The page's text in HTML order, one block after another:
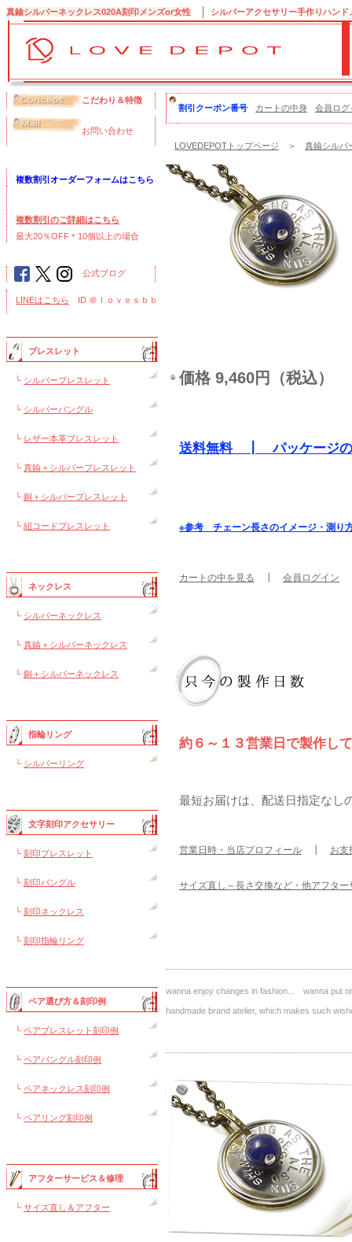
真鍮シルバーネックレス020A刻印メンズor女性 シルバーアクセサリー手作りハン
こだわり＆特徴
お問い合わせ
複数割引オーダーフォームはこちら
複数割引のご詳細はこちら
最大20％OFF＊10個以上の場合
公式ブログ
LINEはこちら ID ＠ｌｏｖｅｓｂｂ
ブレスレット
└ シルバーブレスレット
└ シルバーバングル
└ レザー本革ブレスレット
└ 真鍮＋シルバーブレスレット
└ 銅＋シルバーブレスレット
└ 紐コードブレスレット
ネックレス
└ シルバーネックレス
└ 真鍮＋シルバーネックレス
└ 銅＋シルバーネックレス
指輪リング
└ シルバーリング
文字刻印アクセサリー
└ 刻印ブレスレット
└ 刻印バングル
└ 刻印ネックレス
└ 刻印指輪リング
ペア選び方＆刻印例
└ ペアブレスレット刻印例
└ ペアバングル刻印例
└ ペアネックレス刻印例
└ ペアリング刻印例
アフターサービス＆修理
└ サイズ直し＆アフター
割引クーポン番号 カートの中身 会員ログ
LOVEDEPOTトップページ ＞ 真鍮シルバ
価格 9,460円（税込）
送料無料 ┃ パッケージの
※参考 チェーン長さのイメージ・測り
カートの中を見る 会員ログイン
約６～１３営業日で製作し
最短お届けは、配送日指定なし
営業日時・当店プロフィール お支
サイズ直し～長さ交換など・他アフタ
wanna enjoy changes in fashion... wanna put
handmade brand atelier, which makes such